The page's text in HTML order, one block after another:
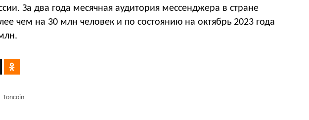
За два года месячная аудитория мессенджера в стране
чем на 30 млн человек и по состоянию на октябрь 2023 года
Toncoin